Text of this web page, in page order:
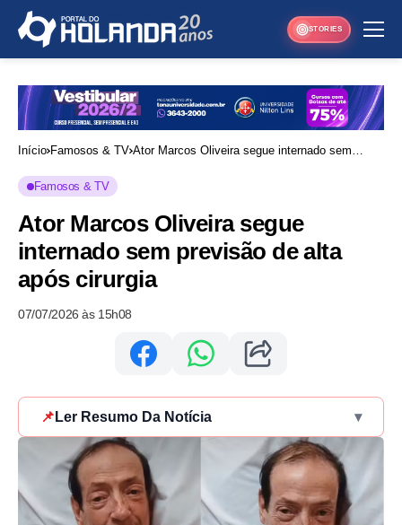
STORIES
Início Famosos & TV Ator Marcos Oliveira segue internado sem
Famosos & TV
Ator Marcos Oliveira segue
internado sem previsão de alta
após cirurgia
07/07/2026 às 15h08
📌 Ler Resumo Da Notícia ▾